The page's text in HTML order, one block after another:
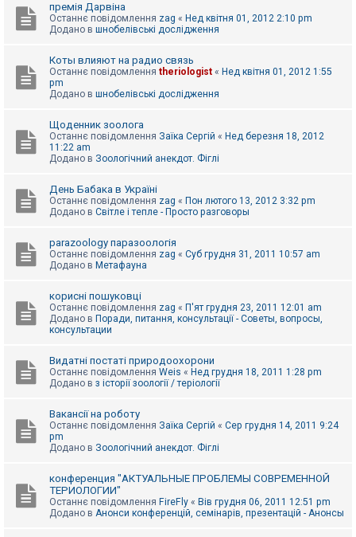
премія Дарвіна
Останнє повідомлення zag « Нед квітня 01, 2012 2:10 pm
Додано в шнобелівські дослідження
Коты влияют на радио связь
Останнє повідомлення theriologist « Нед квітня 01, 2012 1:55
pm
Додано в шнобелівські дослідження
Щоденник зоолога
Останнє повідомлення Заїка Сергій « Нед березня 18, 2012
11:22 am
Додано в Зоологічний анекдот. Фіглі
День Бабака в Україні
Останнє повідомлення zag « Пон лютого 13, 2012 3:32 pm
Додано в Світле і тепле - Просто разговоры
parazoology паразоологія
Останнє повідомлення zag « Суб грудня 31, 2011 10:57 am
Додано в Метафауна
корисні пошуковці
Останнє повідомлення zag « П'ят грудня 23, 2011 12:01 am
Додано в Поради, питання, консультації - Советы, вопросы,
консультации
Видатні постаті природоохорони
Останнє повідомлення Weis « Нед грудня 18, 2011 1:28 pm
Додано в з історії зоології / теріології
Вакансії на роботу
Останнє повідомлення Заїка Сергій « Сер грудня 14, 2011 9:24
pm
Додано в Зоологічний анекдот. Фіглі
конференция "АКТУАЛЬНЫЕ ПРОБЛЕМЫ СОВРЕМЕННОЙ
ТЕРИОЛОГИИ"
Останнє повідомлення FireFly « Вів грудня 06, 2011 12:51 pm
Додано в Анонси конференцій, семінарів, презентацій - Анонсы